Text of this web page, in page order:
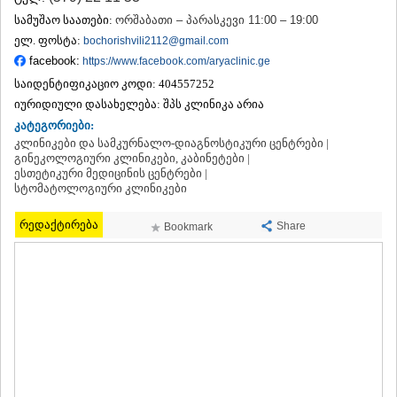
ᲗᲔᲠᲯᲝᲚᲐ
ᲡᲐᲛᲢᲠᲔᲓᲘᲐ
ᲡᲐᲩᲮᲔᲠᲔ
ᲢᲧᲘᲑᲣᲚᲘ
ᲥᲣᲗᲐᲘᲡᲘ
ᲬᲧᲐᲚᲢᲣᲑᲝ
ᲭᲘᲐᲗᲣᲠᲐ
ᲮᲐᲠᲐᲒᲐᲣᲚᲘ
ᲮᲝᲜᲘ
ᲙᲐᲮᲔᲗᲘ
ᲐᲮᲛᲔᲢᲐ
ᲒᲣᲠᲯᲐᲐᲜᲘ
ᲓᲔᲓᲝᲤᲚᲘᲡᲬᲧᲐᲠᲝ
ᲗᲔᲚᲐᲕᲘ
სამუშაო საათები: ორშაბათი – პარასკევი 11:00 – 19:00
ელ. ფოსტა: bochorishvili2112@gmail.com
facebook: https://www.facebook.com/aryaclinic.ge
საიდენტიფიკაციო კოდი: 404557252
იურიდიული დასახელება: შპს კლინიკა არია
კატეგორიები:
კლინიკები და სამკურნალო-დიაგნოსტიკური ცენტრები |
გინეკოლოგიური კლინიკები, კაბინეტები |
ესთეტიკური მედიცინის ცენტრები |
სტომატოლოგიური კლინიკები
რედაქტირება Bookmark Share